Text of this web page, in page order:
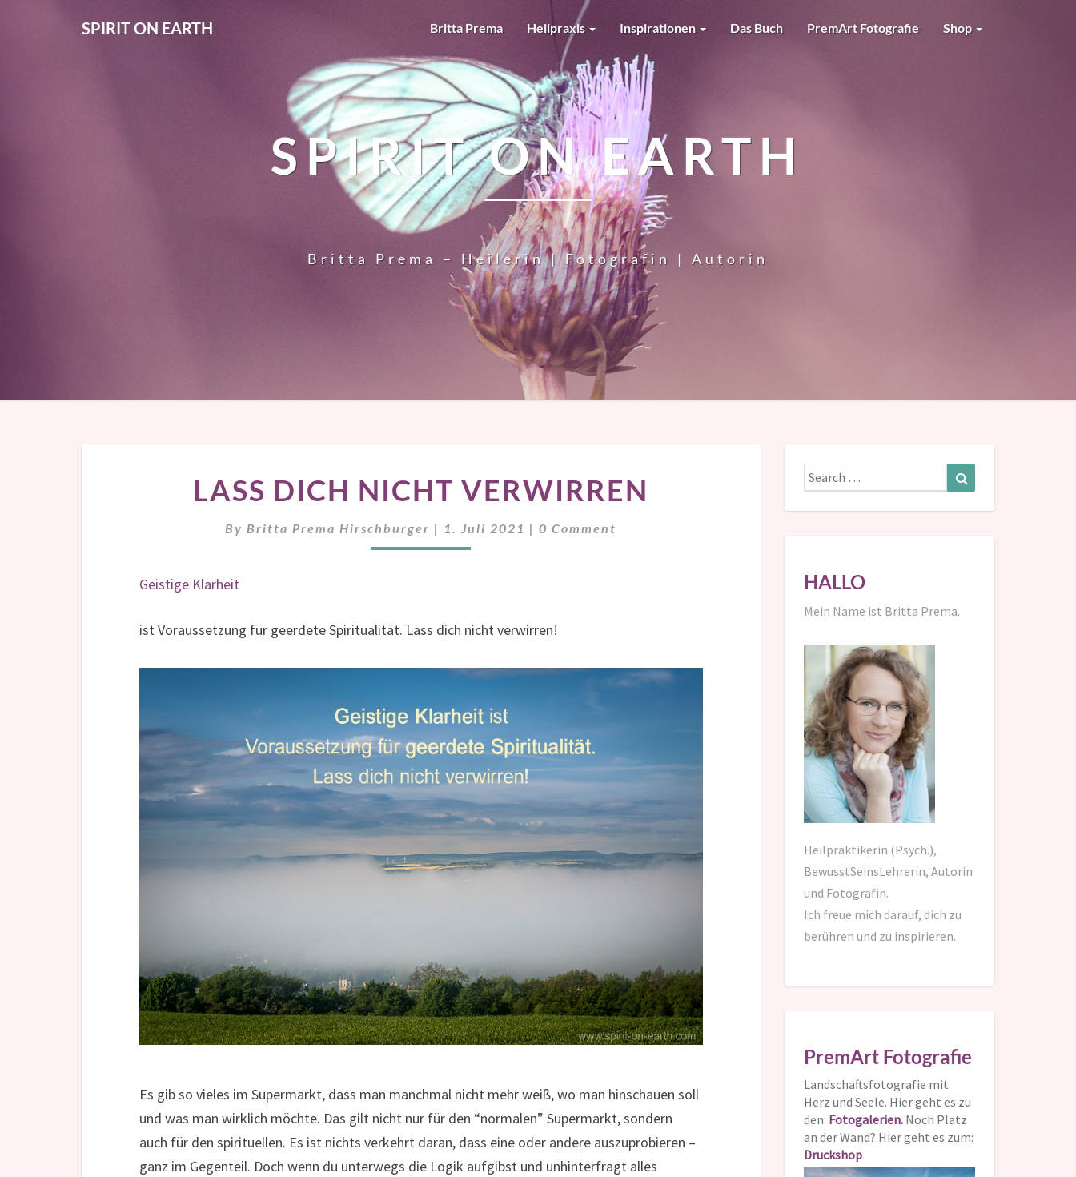
SPIRIT ON EARTH Britta Prema Heilpraxis Inspirationen Das Buch PremArt Fotografie Shop
SPIRIT ON EARTH
Britta Prema – Heilerin | Fotografin | Autorin
DICH
VERWIRREN
LASS DICH NICHT VERWIRREN
ByBritta Prema Hirschburger | 1. Juli 2021 |Comments
0 Comment
Geistige Klarheit
ist Voraussetzung für geerdete Spiritualität. Lass dich nicht verwirren!
Es gib so vieles im Supermarkt, dass man manchmal nicht mehr weiß, wo man hinschauen soll
und was man wirklich möchte. Das gilt nicht nur für den “normalen” Supermarkt, sondern
auch für den spirituellen. Es ist nichts verkehrt daran, dass eine oder andere auszuprobieren –
ganz im Gegenteil. Doch wenn du unterwegs die Logik aufgibst und unhinterfragt alles
Search
for:
HALLO
Mein Name ist Britta Prema.
Heilpraktikerin (Psych.),
BewusstSeinsLehrerin, Autorin
und Fotografin.
Ich freue mich darauf, dich zu
berühren und zu inspirieren.
PremArt Fotografie
Landschaftsfotografie mit
Herz und Seele. Hier geht es zu
den: Fotogalerien.Noch Platz
an der Wand? Hier geht es zum:
Druckshop